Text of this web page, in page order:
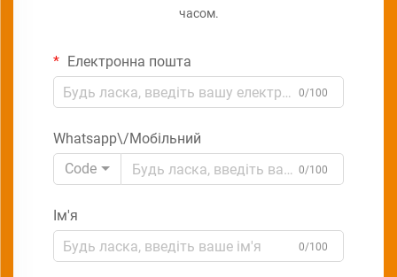
часом.
Електронна пошта
0/100
Whatsapp\/Мобільний
Code
0/100
Ім'я
0/100